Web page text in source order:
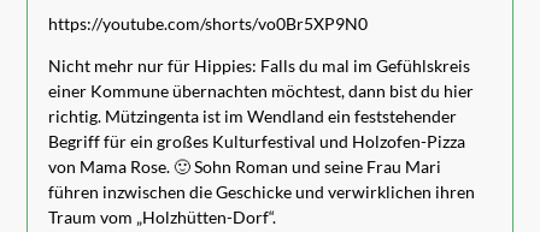
https://youtube.com/shorts/vo0Br5XP9N0
Nicht mehr nur für Hippies: Falls du mal im Gefühlskreis
einer Kommune übernachten möchtest, dann bist du hier
richtig. Mützingenta ist im Wendland ein feststehender
Begriff für ein großes Kulturfestival und Holzofen-Pizza
von Mama Rose. 🙂 Sohn Roman und seine Frau Mari
führen inzwischen die Geschicke und verwirklichen ihren
Traum vom „Holzhütten-Dorf“.